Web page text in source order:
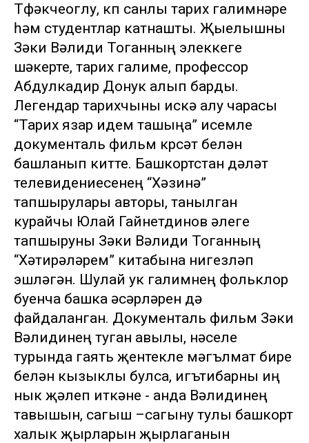
Түфәкчеоглу, күп санлы тарих галимнәре
һәм студентлар катнашты. Җыелышны
Зәки Вәлиди Тоганның элеккеге
шәкерте, тарих галиме, профессор
Абдулкадир Донук алып барды.
Легендар тарихчыны искә алу чарасы
“Тарих язар идем ташыңа” исемле
документаль фильм күрсәтү белән
башланып китте. Башкортстан дәүләт
телевидениесенең “Хәзинә”
тапшырулары авторы, танылган
курайчы Юлай Гайнетдинов әлеге
тапшыруны Зәки Вәлиди Тоганның
“Хәтирәләрем” китабына нигезләп
эшләгән. Шулай ук галимнең фольклор
буенча башка әсәрләрен дә
файдаланган. Документаль фильм Зәки
Вәлидинең туган авылы, нәселе
турында гаять җентекле мәгълүмат бирүе
белән кызыклы булса, игътибарны иң
нык җәлеп иткәне - анда Вәлидинең
тавышын, сагыш –сагыну тулы башкорт
халык җырларын җырлаганын